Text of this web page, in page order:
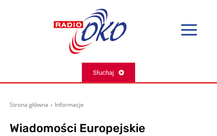
Słuchaj
Strona główna Informacje
Wiadomości Europejskie